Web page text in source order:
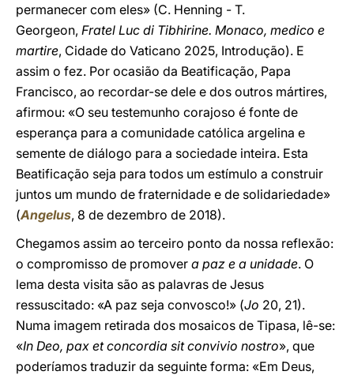
permanecer com eles» (C. Henning - T.
Georgeon, Fratel Luc di Tibhirine. Monaco, medico e
martire, Cidade do Vaticano 2025, Introdução). E
assim o fez. Por ocasião da Beatificação, Papa
Francisco, ao recordar-se dele e dos outros mártires,
afirmou: «O seu testemunho corajoso é fonte de
esperança para a comunidade católica argelina e
semente de diálogo para a sociedade inteira. Esta
Beatificação seja para todos um estímulo a construir
juntos um mundo de fraternidade e de solidariedade»
(Angelus, 8 de dezembro de 2018).
Chegamos assim ao terceiro ponto da nossa reflexão:
o compromisso de promover a paz e a unidade. O
lema desta visita são as palavras de Jesus
ressuscitado: «A paz seja convosco!» (Jo 20, 21).
Numa imagem retirada dos mosaicos de Tipasa, lê-se:
«In Deo, pax et concordia sit convivio nostro», que
poderíamos traduzir da seguinte forma: «Em Deus,